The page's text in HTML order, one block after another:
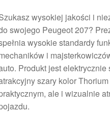
wysokiej jakości i
swojego Peugeot 207?
wysokie standardy
i
Produkt jest
szary kolor
ale i wizualnie